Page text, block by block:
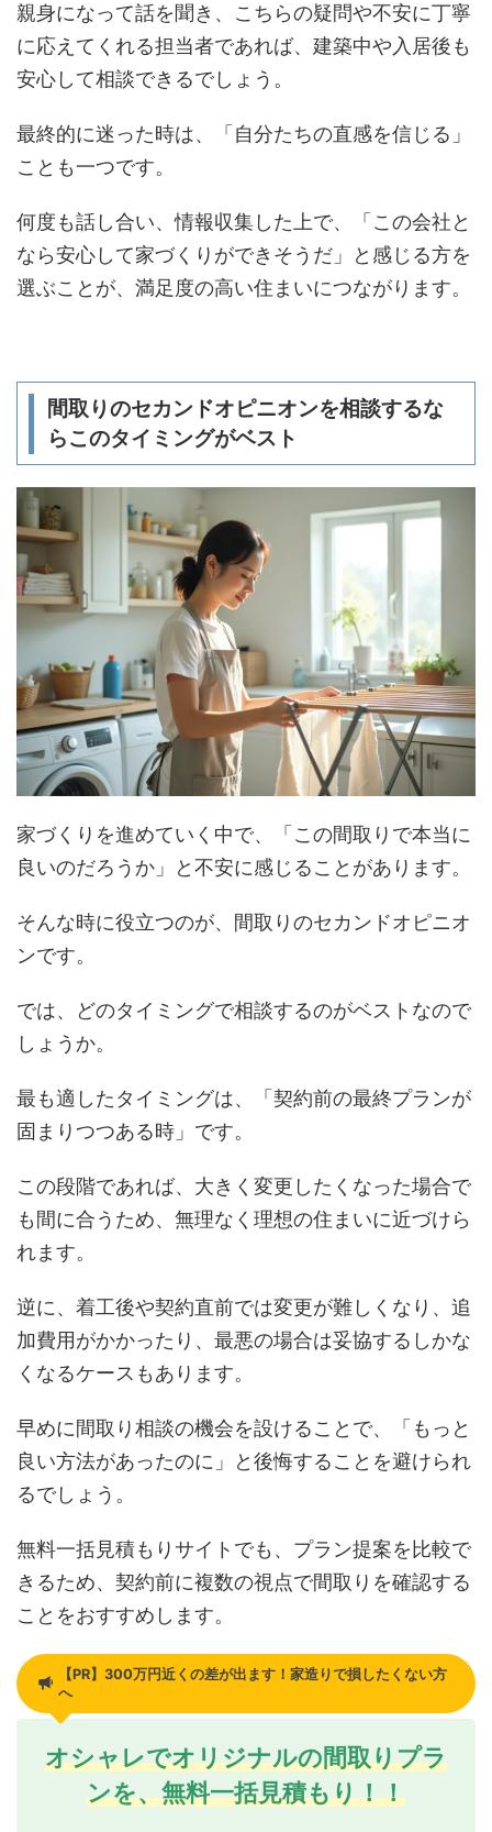
親身になって話を聞き、こちらの疑問や不安に丁寧
に応えてくれる担当者であれば、建築中や入居後も
安心して相談できるでしょう。
最終的に迷った時は、「自分たちの直感を信じる」
ことも一つです。
何度も話し合い、情報収集した上で、「この会社と
なら安心して家づくりができそうだ」と感じる方を
選ぶことが、満足度の高い住まいにつながります。
間取りのセカンドオピニオンを相談するな
らこのタイミングがベスト
家づくりを進めていく中で、「この間取りで本当に
良いのだろうか」と不安に感じることがあります。
そんな時に役立つのが、間取りのセカンドオピニオ
ンです。
では、どのタイミングで相談するのがベストなので
しょうか。
最も適したタイミングは、「契約前の最終プランが
固まりつつある時」です。
この段階であれば、大きく変更したくなった場合で
も間に合うため、無理なく理想の住まいに近づけら
れます。
逆に、着工後や契約直前では変更が難しくなり、追
加費用がかかったり、最悪の場合は妥協するしかな
くなるケースもあります。
早めに間取り相談の機会を設けることで、「もっと
良い方法があったのに」と後悔することを避けられ
るでしょう。
無料一括見積もりサイトでも、プラン提案を比較で
きるため、契約前に複数の視点で間取りを確認する
ことをおすすめします。
【PR】300万円近くの差が出ます！家造りで損したくない方
へ
オシャレでオリジナルの間取りプラ
ンを、無料一括見積もり！！